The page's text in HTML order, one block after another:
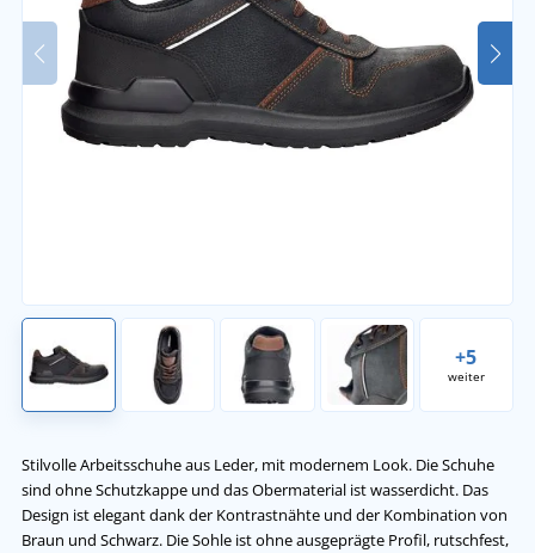
+5
weiter
Stilvolle Arbeitsschuhe aus Leder, mit modernem Look. Die Schuhe
sind ohne Schutzkappe und das Obermaterial ist wasserdicht. Das
Design ist elegant dank der Kontrastnähte und der Kombination von
Braun und Schwarz. Die Sohle ist ohne ausgeprägte Profil, rutschfest,